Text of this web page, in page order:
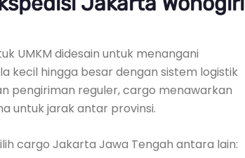
UMKM didesain untuk menangani
kecil hingga besar dengan sistem logistik
pengiriman reguler, cargo menawarkan
untuk jarak antar provinsi.
cargo Jakarta Jawa Tengah antara lain: